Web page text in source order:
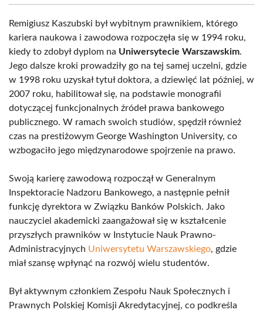
Remigiusz Kaszubski był wybitnym prawnikiem, którego
kariera naukowa i zawodowa rozpoczęła się w 1994 roku,
kiedy to zdobył dyplom na Uniwersytecie Warszawskim.
Jego dalsze kroki prowadziły go na tej samej uczelni, gdzie
w 1998 roku uzyskał tytuł doktora, a dziewięć lat później, w
2007 roku, habilitował się, na podstawie monografii
dotyczącej funkcjonalnych źródeł prawa bankowego
publicznego. W ramach swoich studiów, spędził również
czas na prestiżowym George Washington University, co
wzbogaciło jego międzynarodowe spojrzenie na prawo.
Swoją karierę zawodową rozpoczął w Generalnym
Inspektoracie Nadzoru Bankowego, a następnie pełnił
funkcję dyrektora w Związku Banków Polskich. Jako
nauczyciel akademicki zaangażował się w kształcenie
przyszłych prawników w Instytucie Nauk Prawno-
Administracyjnych Uniwersytetu Warszawskiego, gdzie
miał szansę wpłynąć na rozwój wielu studentów.
Był aktywnym członkiem Zespołu Nauk Społecznych i
Prawnych Polskiej Komisji Akredytacyjnej, co podkreśla